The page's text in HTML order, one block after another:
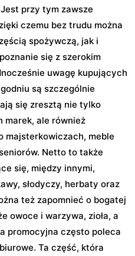
przy tym zawsze
czemu bez trudu można
spożywczą, jak i
się z szerokim
uwagę kupujących
są szczególnie
się zresztą nie tylko
marek, ale również
majsterkowiczach, meble
Netto to także
się, między innymi,
słodyczy, herbaty oraz
też zapomnieć o bogatej
owoce i warzywa, zioła, a
promocyjna często poleca
Ta część, która